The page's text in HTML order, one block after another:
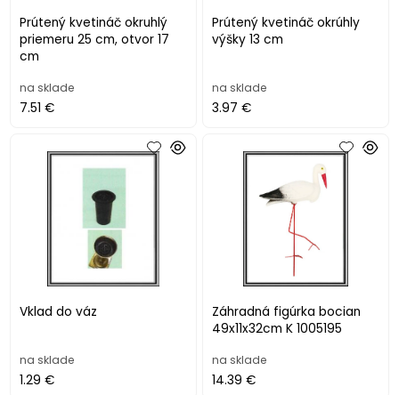
Prútený kvetináč okruhlý
priemeru 25 cm, otvor 17
cm
na sklade
7.51 €
Prútený kvetináč okrúhly
výšky 13 cm
na sklade
3.97 €
Vklad do váz
na sklade
1.29 €
Záhradná figúrka bocian
49x11x32cm K 1005195
na sklade
14.39 €